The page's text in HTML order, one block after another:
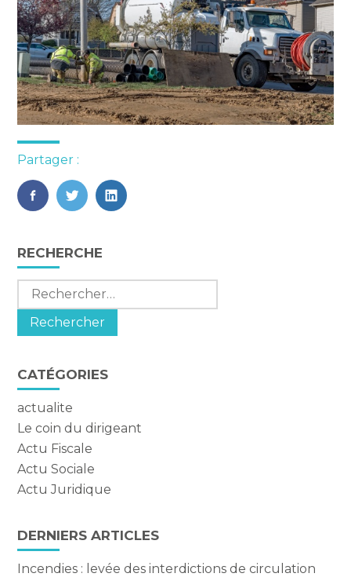
Partager :
FaceBook
TwitterLinkedIn
Blog
sidebar
RECHERCHE
Rechercher :
CATÉGORIES
actualite
Le coin du dirigeant
Actu Fiscale
Actu Sociale
Actu Juridique
DERNIERS ARTICLES
Incendies : levée des interdictions de circulation